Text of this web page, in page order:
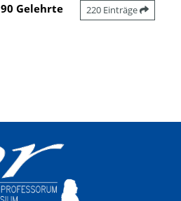
90 Gelehrte 220 Einträge